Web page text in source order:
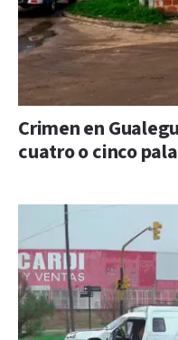
Crimen en
cuatro o cinco